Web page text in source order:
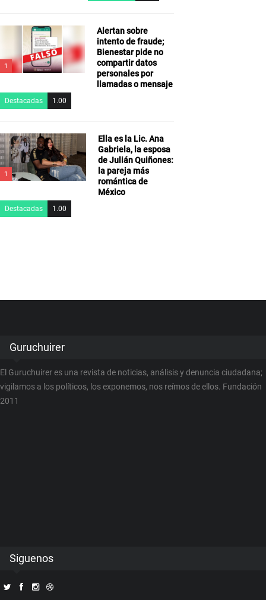
1
Alertan sobre
intento de fraude;
Bienestar pide no
compartir datos
personales por
llamadas o mensaje
Destacadas 1.00
1
Ella es la Lic. Ana
Gabriela, la esposa
de Julián Quiñones:
la pareja más
romántica de
México
Destacadas 1.00
Guruchuirer
El Guruchuirer es una revista de noticias, análisis y denuncia ciudadana;
vigilamos a los políticos, los exponemos, nos reímos de ellos. Fundación
2011
Siguenos